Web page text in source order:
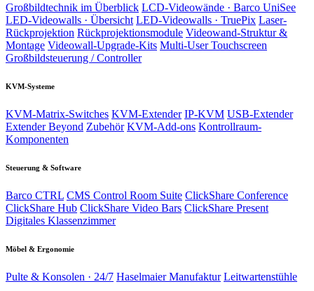
Großbildtechnik im Überblick LCD-Videowände · Barco UniSee
LED-Videowalls · Übersicht LED-Videowalls · TruePix Laser-
Rückprojektion Rückprojektionsmodule Videowand-Struktur &
Montage Videowall-Upgrade-Kits Multi-User Touchscreen
Großbildsteuerung / Controller
KVM-Systeme
KVM-Matrix-Switches KVM-Extender IP-KVM USB-Extender
Extender Beyond Zubehör KVM-Add-ons Kontrollraum-
Komponenten
Steuerung & Software
Barco CTRL CMS Control Room Suite ClickShare Conference
ClickShare Hub ClickShare Video Bars ClickShare Present
Digitales Klassenzimmer
Möbel & Ergonomie
Pulte & Konsolen · 24/7 Haselmaier Manufaktur Leitwartenstühle